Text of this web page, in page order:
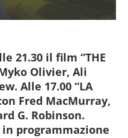
21.30 il film “THE
Myko Olivier, Ali
Alle 17.00 “LA
Fred MacMurray,
G. Robinson.
programmazione